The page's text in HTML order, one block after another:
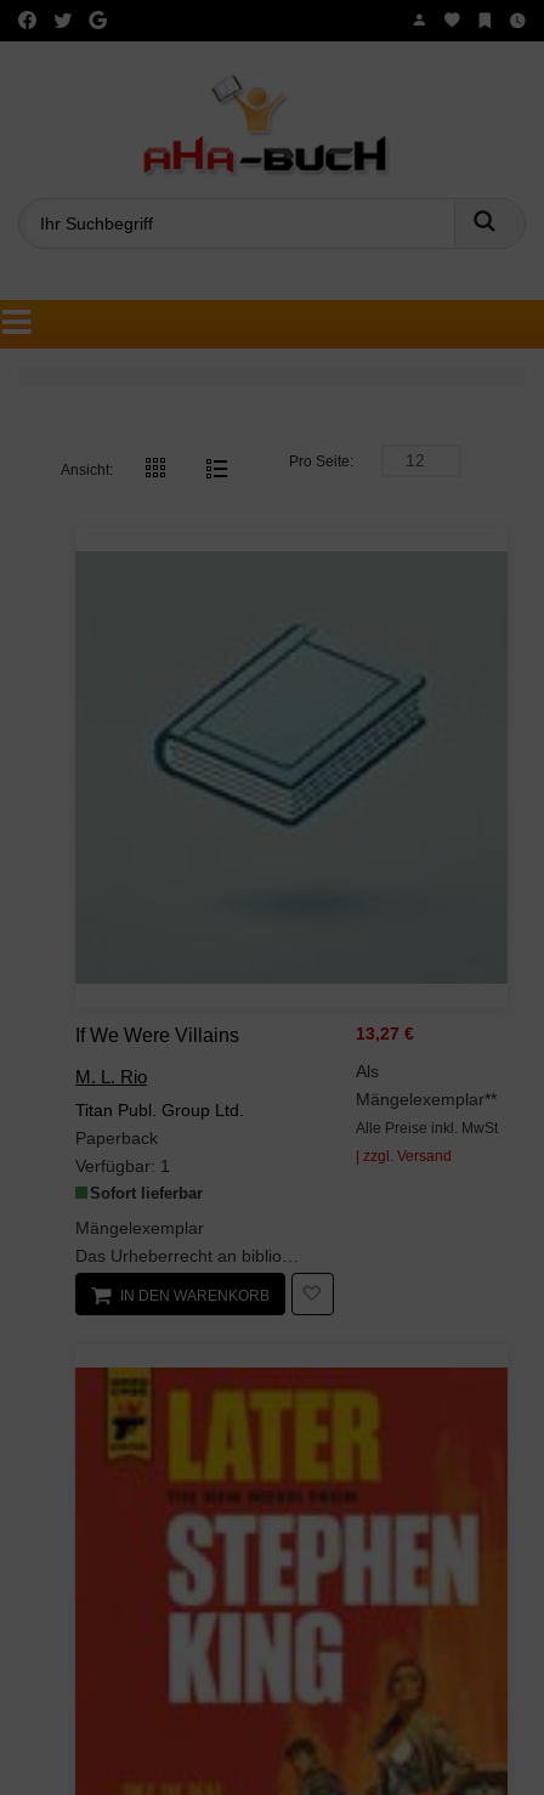
Ansicht:
Pro Seite:
If We Were Villains
M. L. Rio
Titan Publ. Group Ltd.
Paperback
Verfügbar: 1
Sofort lieferbar
Mängelexemplar
13,27 €
Als
Mängelexemplar**
Alle Preise inkl. MwSt
| zzgl. Versand
IN DEN WARENKORB